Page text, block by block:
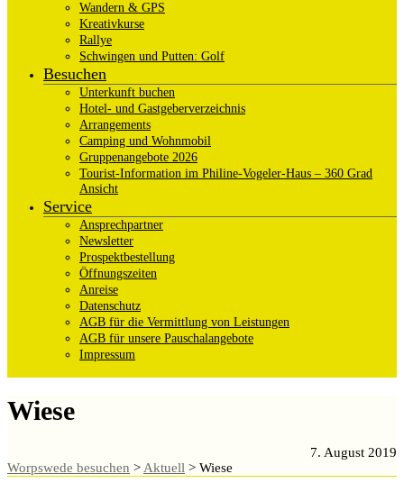
Wandern & GPS
Kreativkurse
Rallye
Schwingen und Putten: Golf
Besuchen
Unterkunft buchen
Hotel- und Gastgeberverzeichnis
Arrangements
Camping und Wohnmobil
Gruppenangebote 2026
Tourist-Information im Philine-Vogeler-Haus – 360 Grad
Ansicht
Service
Ansprechpartner
Newsletter
Prospektbestellung
Öffnungszeiten
Anreise
Datenschutz
AGB für die Vermittlung von Leistungen
AGB für unsere Pauschalangebote
Impressum
Wiese
7. August 2019
Worpswede besuchen > Aktuell > Wiese